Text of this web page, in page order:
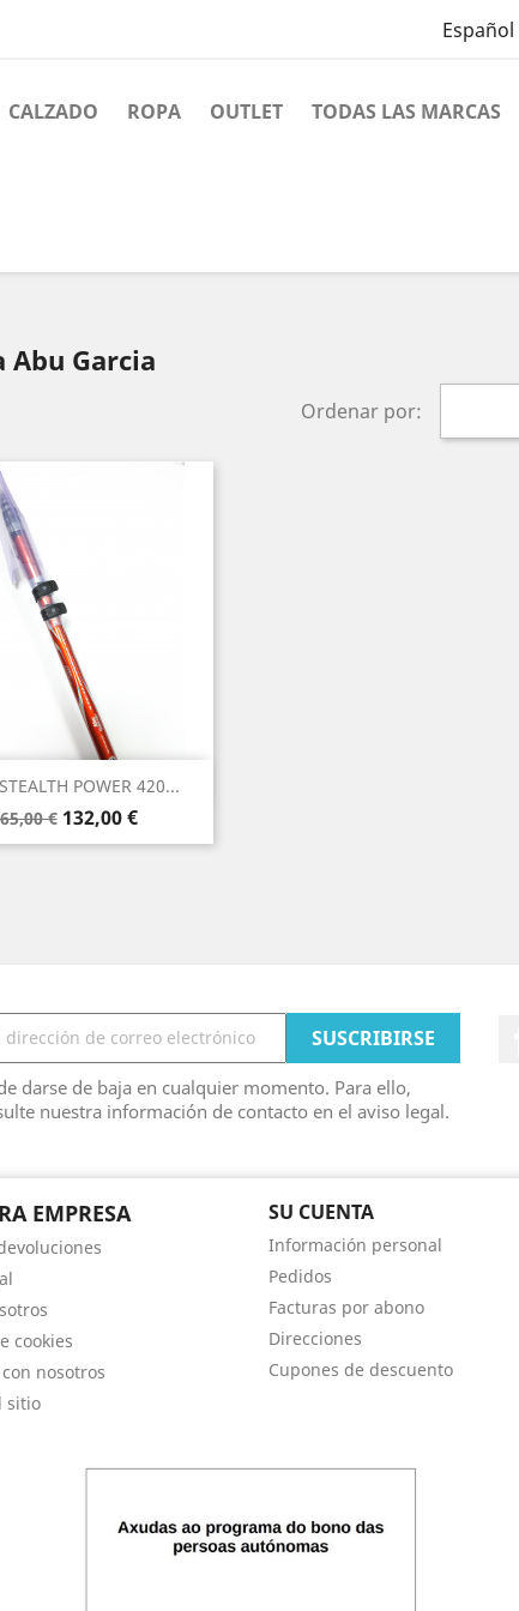
Español
CALZADO ROPA OUTLET TODAS LAS MARCAS
Garcia
Ordenar por:
POWER 420...
€ Precio
132,00 €
Vista rápida
darse de baja en cualquier momento. Para ello,
nuestra información de contacto en el aviso legal.
EMPRESA
cookies
nosotros
sitio
SU CUENTA
Información personal
Pedidos
Facturas por abono
Direcciones
Cupones de descuento